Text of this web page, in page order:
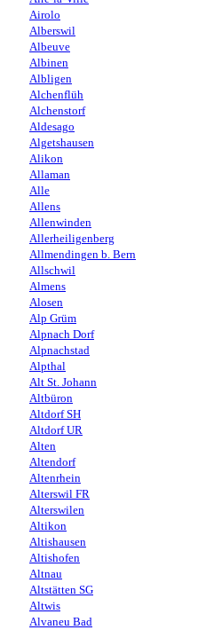
Airolo
Alberswil
Albeuve
Albinen
Albligen
Alchenflüh
Alchenstorf
Aldesago
Algetshausen
Alikon
Allaman
Alle
Allens
Allenwinden
Allerheiligenberg
Allmendingen b. Bern
Allschwil
Almens
Alosen
Alp Grüm
Alpnach Dorf
Alpnachstad
Alpthal
Alt St. Johann
Altbüron
Altdorf SH
Altdorf UR
Alten
Altendorf
Altenrhein
Alterswil FR
Alterswilen
Altikon
Altishausen
Altishofen
Altnau
Altstätten SG
Altwis
Alvaneu Bad